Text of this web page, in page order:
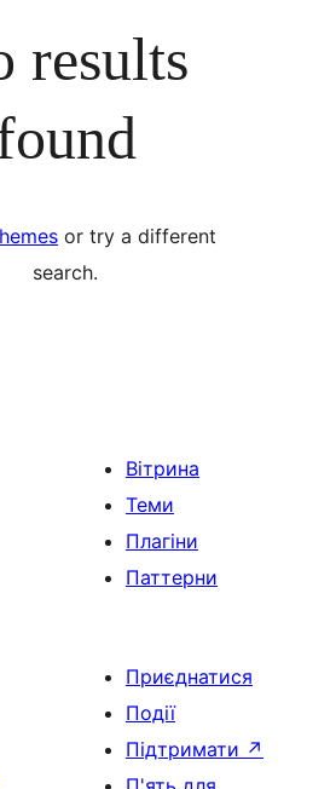
results
or try a different
search.
Вітрина
Теми
Плагіни
Паттерни
Приєднатися
Події
Підтримати ↗